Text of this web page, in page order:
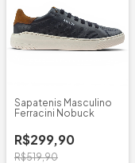
Sapatenis Masculino
Ferracini Nobuck
R$299,90
R$519,90